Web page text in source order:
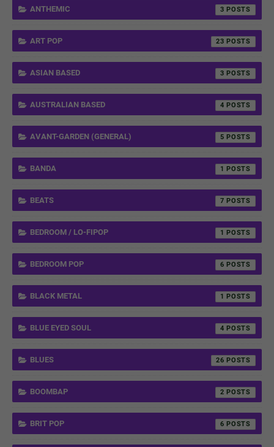
ANTHEMIC 3
ART POP 23
ASIAN BASED 3
AUSTRALIAN BASED 4
AVANT-GARDEN (GENERAL) 5
BANDA 1
BEATS 7
BEDROOM / LO-FIPOP 1
BEDROOM POP 6
BLACK METAL 1
BLUE EYED SOUL 4
BLUES 26
BOOMBAP 2
BRIT POP 6